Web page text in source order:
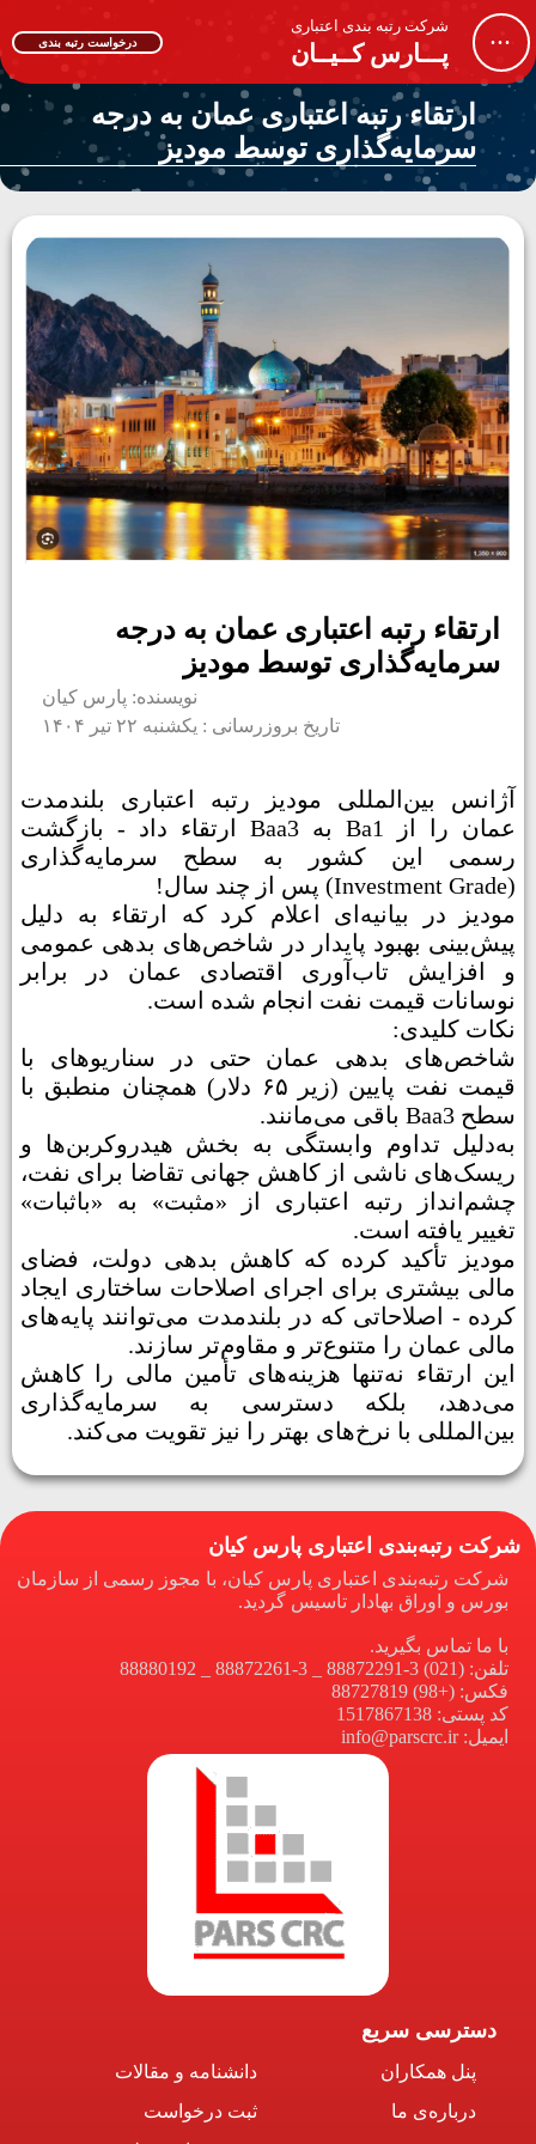
...
شرکت رتبه بندی اعتباری
پـــارس کــیــان درخواست رتبه بندی
ارتقاء رتبه اعتباری عمان به درجه
سرمایه‌گذاری توسط مودیز
ارتقاء رتبه اعتباری عمان به درجه
سرمایه‌گذاری توسط مودیز
نویسنده: پارس کیان
تاریخ بروزرسانی : یکشنبه ۲۲ تیر ۱۴۰۴
آژانس بین‌المللی مودیز رتبه اعتباری بلندمدت
عمان را از Ba1 به Baa3 ارتقاء داد - بازگشت
رسمی این کشور به سطح سرمایه‌گذاری
(Investment Grade) پس از چند سال!
مودیز در بیانیه‌ای اعلام کرد که ارتقاء به دلیل
پیش‌بینی بهبود پایدار در شاخص‌های بدهی عمومی
و افزایش تاب‌آوری اقتصادی عمان در برابر
نوسانات قیمت نفت انجام شده است.
نکات کلیدی:
شاخص‌های بدهی عمان حتی در سناریوهای با
قیمت نفت پایین (زیر ۶۵ دلار) همچنان منطبق با
سطح Baa3 باقی می‌مانند.
به‌دلیل تداوم وابستگی به بخش هیدروکربن‌ها و
ریسک‌های ناشی از کاهش جهانی تقاضا برای نفت،
چشم‌انداز رتبه اعتباری از «مثبت» به «باثبات»
تغییر یافته است.
مودیز تأکید کرده که کاهش بدهی دولت، فضای
مالی بیشتری برای اجرای اصلاحات ساختاری ایجاد
کرده - اصلاحاتی که در بلندمدت می‌توانند پایه‌های
مالی عمان را متنوع‌تر و مقاوم‌تر سازند.
این ارتقاء نه‌تنها هزینه‌های تأمین مالی را کاهش
می‌دهد، بلکه دسترسی به سرمایه‌گذاری
بین‌المللی با نرخ‌های بهتر را نیز تقویت می‌کند.
شرکت رتبه‌بندی اعتباری پارس کیان
شرکت رتبه‌بندی اعتباری پارس کیان، با مجوز رسمی از سازمان
بورس و اوراق بهادار تاسیس گردید.
با ما تماس بگیرید.
تلفن: (021) 3-88872291 _ 3-88872261 _ 88880192
فکس: (+98) 88727819
کد پستی: 1517867138
ایمیل: info@parscrc.ir
دسترسی سریع
پنل همکاران
درباره‌ی ما
دانشنامه و مقالات
ثبت درخواست